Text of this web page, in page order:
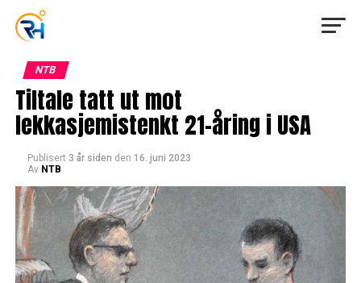
NTB
Tiltale tatt ut mot
lekkasjemistenkt 21-åring i USA
Publisert 3 år siden den 16. juni 2023
Av NTB